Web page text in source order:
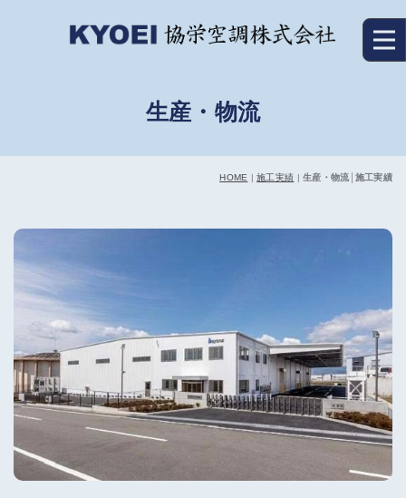
生産・物流
HOME |施工実績 |生産・物流│施工実績